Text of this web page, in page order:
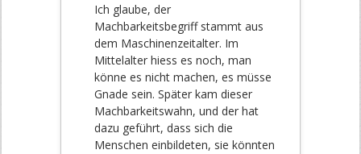
Ich glaube, der
Machbarkeitsbegriff stammt aus
dem Maschinenzeitalter. Im
Mittelalter hiess es noch, man
könne es nicht machen, es müsse
Gnade sein. Später kam dieser
Machbarkeitswahn, und der hat
dazu geführt, dass sich die
Menschen einbildeten, sie könnten